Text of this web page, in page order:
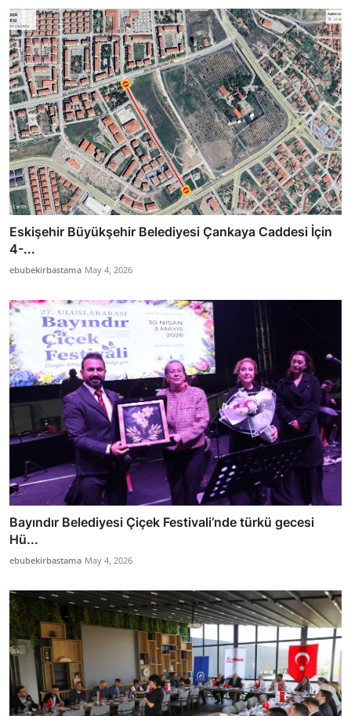
Eskişehir Büyükşehir Belediyesi Çankaya Caddesi İçin
4-...
ebubekirbastama May 4, 2026
Bayındır Belediyesi Çiçek Festivali’nde türkü gecesi
Hü...
ebubekirbastama May 4, 2026